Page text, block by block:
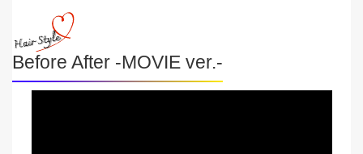
Before After -MOVIE ver.-